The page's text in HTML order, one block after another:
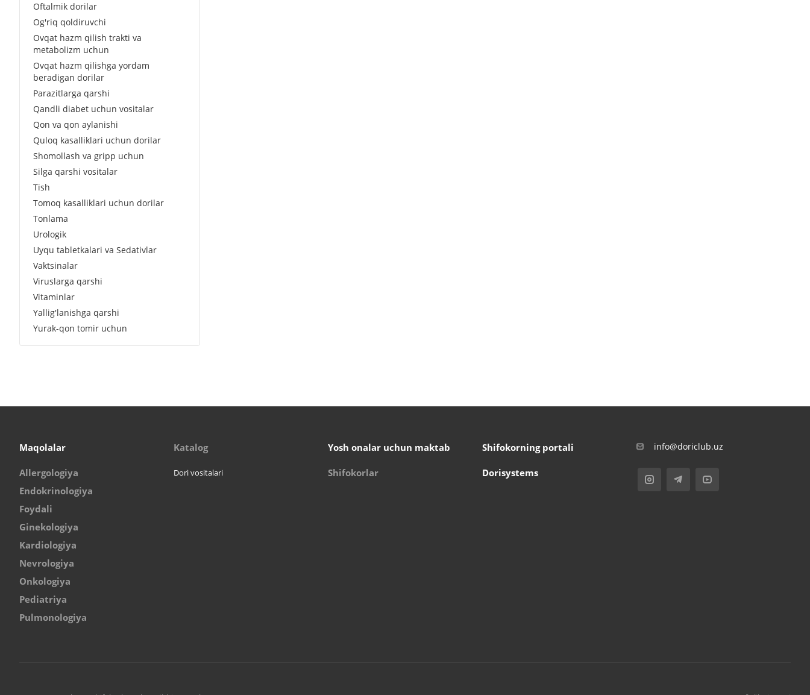
Oftalmik dorilar
Og'riq qoldiruvchi
Ovqat hazm qilish trakti va
metabolizm uchun
Ovqat hazm qilishga yordam
beradigan dorilar
Parazitlarga qarshi
Qandli diabet uchun vositalar
Qon va qon aylanishi
Quloq kasalliklari uchun dorilar
Shomollash va gripp uchun
Silga qarshi vositalar
Tish
Tomoq kasalliklari uchun dorilar
Tonlama
Urologik
Uyqu tabletkalari va Sedativlar
Vaktsinalar
Viruslarga qarshi
Vitaminlar
Yallig'lanishga qarshi
Yurak-qon tomir uchun
Maqolalar
Allergologiya
Endokrinologiya
Foydali
Ginekologiya
Kardiologiya
Nevrologiya
Onkologiya
Pediatriya
Pulmonologiya
Katalog
Dori vositalari
Yosh onalar uchun maktab
Shifokorlar
Shifokorning portali
Dorisystems
info@doriclub.uz